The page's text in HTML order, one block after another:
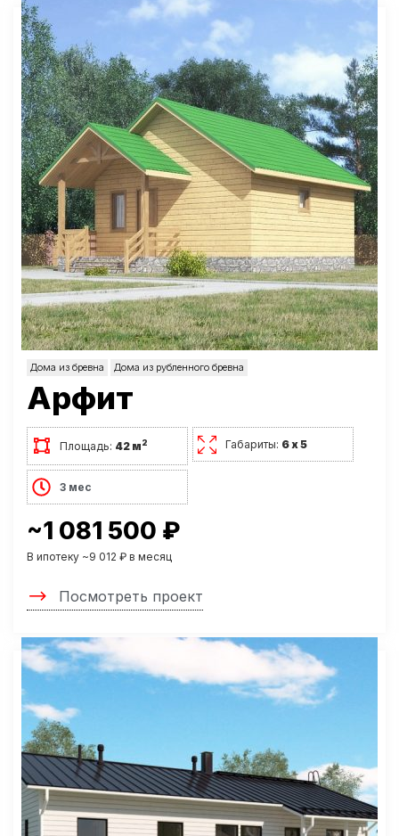
Дома из бревна Дома из рубленного бревна
Арфит
Площадь: 42 м2 Габариты: 6 х 5
3 мес
~1 081 500 ₽
В ипотеку ~9 012 ₽ в месяц
Посмотреть проект